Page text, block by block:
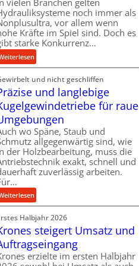
e
r
f
o
r
m
c
e
b
e
i
m
D
r
ü
c
p
r
o
z
vielen Branchen gelten
noch immer als
vor allem wenn
Kräfte im Spiel sind. Doch es
starke Konkurrenz…
:
K
u
g
l
g
e
w
i
n
e
t
r
e
b
u
und nicht geschliffen
und langlebige
für raue
wo Späne, Staub und
allgegenwärtig sind, wie
der Holzbearbeitung, muss die
exakt, schnell und
zuverlässig arbeiten.
:
P
r
ä
i
s
Halbjahr 2026
steigert Umsatz und
erzielte im ersten Halbjahr